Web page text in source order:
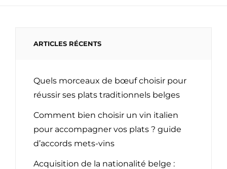
ARTICLES RÉCENTS
Quels morceaux de bœuf choisir pour
réussir ses plats traditionnels belges
Comment bien choisir un vin italien
pour accompagner vos plats ? guide
d’accords mets-vins
Acquisition de la nationalité belge :